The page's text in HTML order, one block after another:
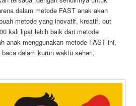
dalam metode FAST anak akan
metode yang inovatif, kreatif, out
kali lipat lebih baik dari metode
anak menggunakan metode FAST ini,
dalam kurun waktu sehari,